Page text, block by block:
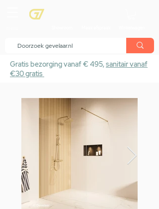
Gratis bezorging vanaf € 495,sanitair vanaf
€30 gratis